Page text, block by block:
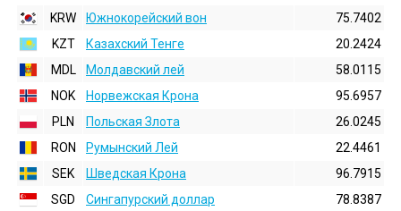
KRW
Южнокорейский вон
75.7402
KZT
Казахский Тенге
20.2424
MDL
Молдавский лей
58.0115
NOK
Норвежская Крона
95.6957
PLN
Польская Злота
26.0245
RON
Румынский Лей
22.4461
SEK
Шведская Крона
96.7915
SGD
Сингапурский доллар
78.8387